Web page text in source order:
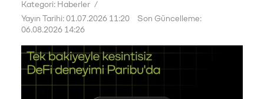
Kategori: Haberler
Yayın Tarihi: 01.07.2026 11:20
Son Güncelleme:
06.08.2026 14:26